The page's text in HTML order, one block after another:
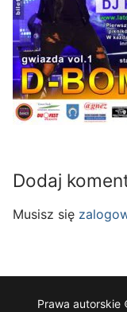
Dodaj
Musisz się
Prawa